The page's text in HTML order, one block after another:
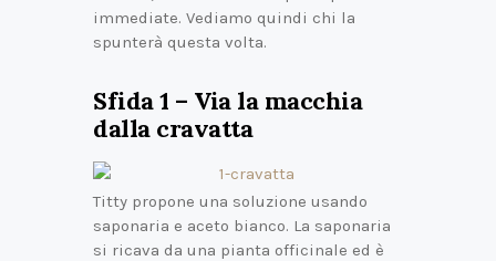
immediate. Vediamo quindi chi la
spunterà questa volta.
Sfida 1 – Via la macchia
dalla cravatta
Titty propone una soluzione usando
saponaria e aceto bianco. La saponaria
si ricava da una pianta officinale ed è